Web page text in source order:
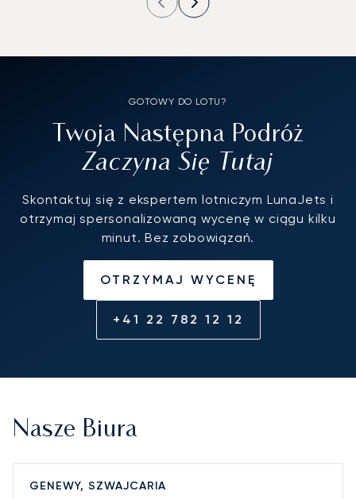
GOTOWY DO LOTU?
Twoja Następna Podróż
Zaczyna Się Tutaj
Skontaktuj się z ekspertem lotniczym LunaJets i
otrzymaj spersonalizowaną wycenę w ciągu kilku
minut. Bez zobowiązań.
OTRZYMAJ WYCENĘ
+41 22 782 12 12
Nasze Biura
GENEWY, SZWAJCARIA